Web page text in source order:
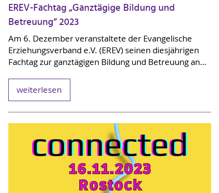
EREV-Fachtag „Ganztägige Bildung und
Betreuung“ 2023
Am 6. Dezember veranstaltete der Evangelische
Erziehungsverband e.V. (EREV) seinen diesjährigen
Fachtag zur ganztägigen Bildung und Betreuung an…
weiterlesen